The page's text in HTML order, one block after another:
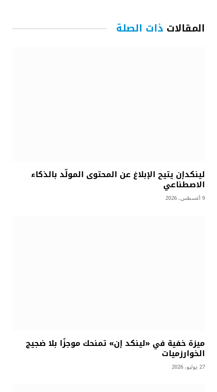
المقالات ذات الصلة
لينكدإن يتيح الإبلاغ عن المحتوى المولّد بالذكاء
الاصطناعي
9 أغسطس، 2026
ميزة خفية في «لينكد إن» تمنحك موجزًا بلا ضجيج
الخوارزميات
27 يوليو، 2026